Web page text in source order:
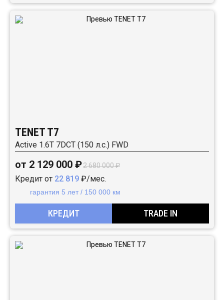
TENET T7
Active 1.6T 7DCT (150 л.с.) FWD
от 2 129 000 ₽2 680 000 ₽
Кредит от 22 819 ₽/мес.
гарантия 5 лет / 150 000 км
КРЕДИТ TRADE IN